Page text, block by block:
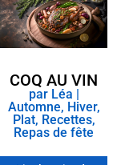
COQ AU VIN
par Léa |
Automne, Hiver,
Plat, Recettes,
Repas de fête